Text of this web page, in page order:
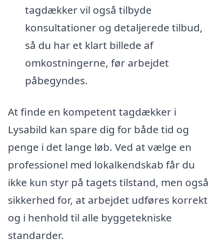
tagdækker vil også tilbyde
konsultationer og detaljerede tilbud,
så du har et klart billede af
omkostningerne, før arbejdet
påbegyndes.
At finde en kompetent tagdækker i
Lysabild kan spare dig for både tid og
penge i det lange løb. Ved at vælge en
professionel med lokalkendskab får du
ikke kun styr på tagets tilstand, men også
sikkerhed for, at arbejdet udføres korrekt
og i henhold til alle byggetekniske
standarder.